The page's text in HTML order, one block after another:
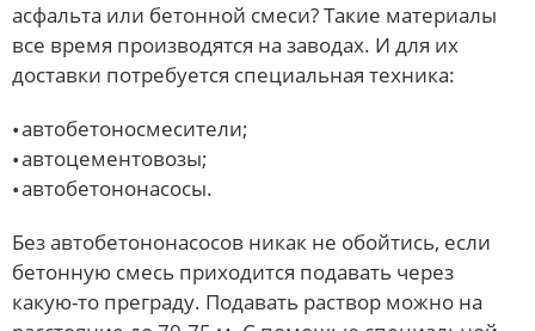
асфальта или бетонной смеси? Такие материалы
все время производятся на заводах. И для их
доставки потребуется специальная техника:
автобетоносмесители;
автоцементовозы;
автобетононасосы.
Без автобетононасосов никак не обойтись, если
бетонную смесь приходится подавать через
какую-то преграду. Подавать раствор можно на